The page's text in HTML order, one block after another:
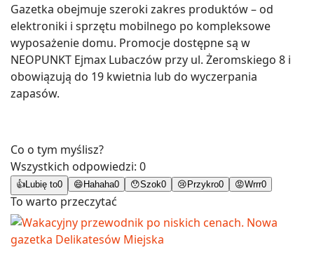
Gazetka obejmuje szeroki zakres produktów – od
elektroniki i sprzętu mobilnego po kompleksowe
wyposażenie domu. Promocje dostępne są w
NEOPUNKT Ejmax Lubaczów przy ul. Żeromskiego 8 i
obowiązują do 19 kwietnia lub do wyczerpania
zapasów.
Co o tym myślisz?
Wszystkich odpowiedzi: 0
👍 Lubię to0 😄 Hahaha0 😯Szok0 😢 Przykro0 😡Wrrr0
To warto przeczytać